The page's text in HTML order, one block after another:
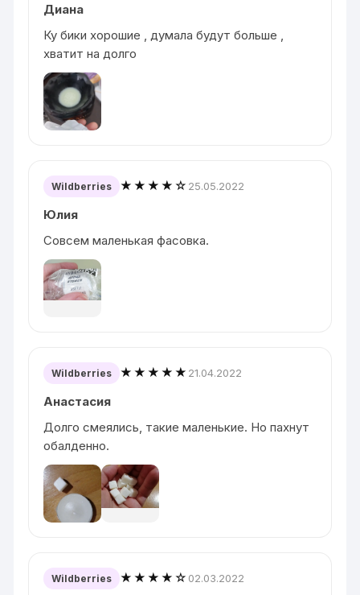
Диана
Ку бики хорошие , думала будут больше ,
хватит на долго
Wildberries ★★★★☆ 25.05.2022
Юлия
Совсем маленькая фасовка.
Wildberries ★★★★★ 21.04.2022
Анастасия
Долго смеялись, такие маленькие. Но пахнут
обалденно.
Wildberries ★★★★☆ 02.03.2022